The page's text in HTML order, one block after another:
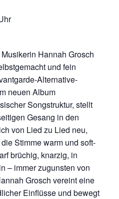
Hannah Grosch
und fein
Alternative-
neuen Album
Songstruktur, stellt
Gesang in den
von Lied zu Lied neu,
Stimme warm und soft-
brüchig, knarzig, in
– immer zugunsten von
Grosch vereint eine
Einflüsse und bewegt